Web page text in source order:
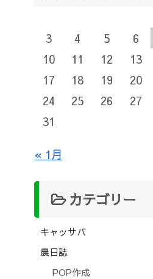
3
4 5 6
10
11 12 13
17
18 19 20
24
25 26 27
31
« 1月
カテゴリー
キャッサバ
農日誌
POP作成